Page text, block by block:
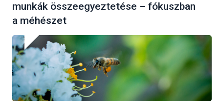
munkák összeegyeztetése – fókuszban
a méhészet